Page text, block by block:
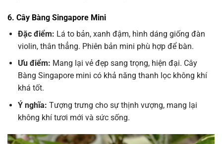
6. Cây Bàng Singapore Mini
Đặc điểm: Lá to bản, xanh đậm, hình dáng giống đàn
violin, thân thẳng. Phiên bản mini phù hợp để bàn.
Ưu điểm: Mang lại vẻ đẹp sang trọng, hiện đại. Cây
Bàng Singapore mini có khả năng thanh lọc không khí
khá tốt.
Ý nghĩa: Tượng trưng cho sự thịnh vượng, mang lại
không khí tươi mới và sức sống.